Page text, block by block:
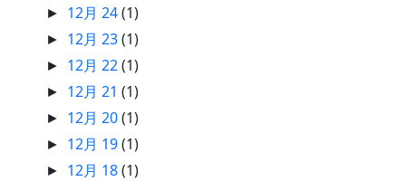
► 12月 24(1)
► 12月 23(1)
► 12月 22(1)
► 12月 21(1)
► 12月 20(1)
► 12月 19(1)
► 12月 18(1)